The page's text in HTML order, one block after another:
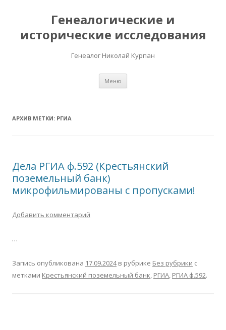
Генеалогические и
исторические исследования
Генеалог Николай Курпан
Меню
АРХИВ МЕТКИ: РГИА
Дела РГИА ф.592 (Крестьянский
поземельный банк)
микрофильмированы с пропусками!
Добавить комментарий
…
Запись опубликована 17.09.2024в рубрике Без рубрики с
метками Крестьянский поземельный банк, РГИА, РГИА ф.592.